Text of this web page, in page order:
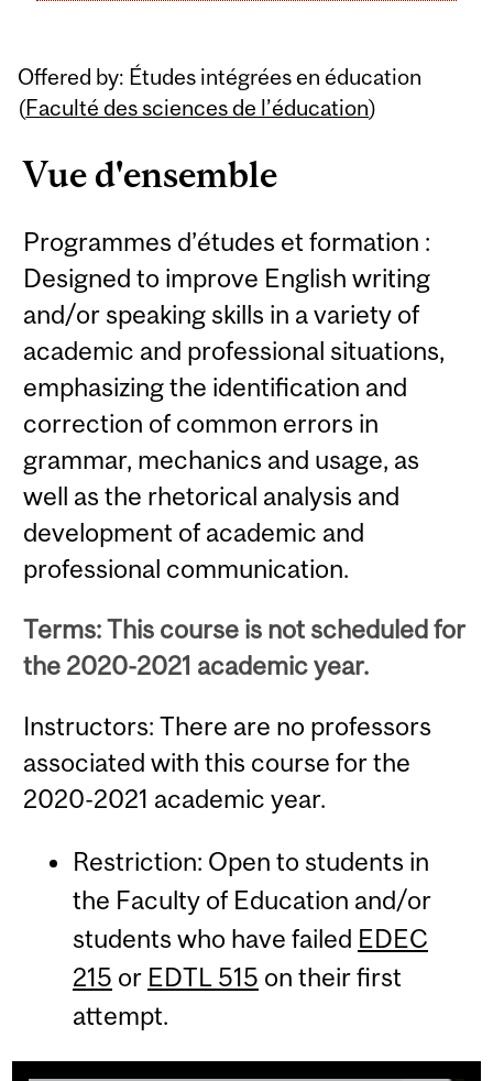
Offered by: Études intégrées en éducation
(Faculté des sciences de l’éducation)
Vue d'ensemble
Programmes d’études et formation :
Designed to improve English writing
and/or speaking skills in a variety of
academic and professional situations,
emphasizing the identification and
correction of common errors in
grammar, mechanics and usage, as
well as the rhetorical analysis and
development of academic and
professional communication.
Terms: This course is not scheduled for
the 2020-2021 academic year.
Instructors: There are no professors
associated with this course for the
2020-2021 academic year.
Restriction: Open to students in
the Faculty of Education and/or
students who have failed EDEC
215 or EDTL 515 on their first
attempt.